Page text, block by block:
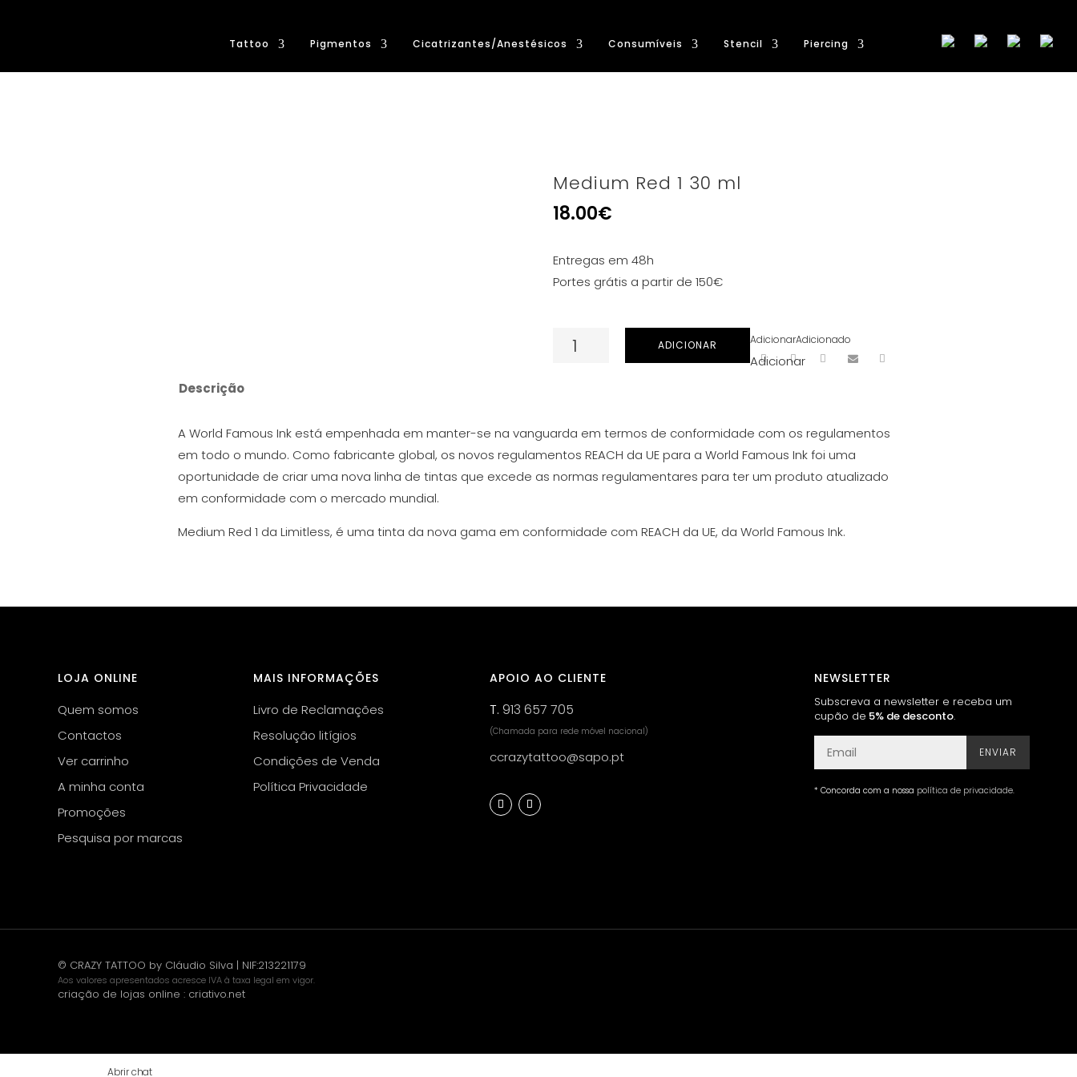
Tattoo Pigmentos Cicatrizantes/Anestésicos Consumíveis Stencil Piercing
Medium Red 1 30 ml
18.00€
Entregas em 48h
Portes grátis a partir de 150€
Quantidade
ADICIONAR AdicionarAdicionado
Adicionar
Descrição
A World Famous Ink está empenhada em manter-se na vanguarda em termos de conformidade com os regulamentos
em todo o mundo. Como fabricante global, os novos regulamentos REACH da UE para a World Famous Ink foi uma
oportunidade de criar uma nova linha de tintas que excede as normas regulamentares para ter um produto atualizado
em conformidade com o mercado mundial.
Medium Red 1 da Limitless, é uma tinta da nova gama em conformidade com REACH da UE, da World Famous Ink.
LOJA ONLINE
Quem somos
Contactos
Ver carrinho
A minha conta
Promoções
Pesquisa por marcas
MAIS INFORMAÇÕES
Livro de Reclamações
Resolução litígios
Condições de Venda
Política Privacidade
APOIO AO CLIENTE
T. 913 657 705
(Chamada para rede móvel nacional)
ccrazytattoo@sapo.pt
NEWSLETTER
Subscreva a newsletter e receba um
cupão de 5% de desconto.
ENVIAR
* Concorda com a nossa política de privacidade.
© CRAZY TATTOO by Cláudio Silva | NIF:213221179
Aos valores apresentados acresce IVA à taxa legal em vigor.
criação de lojas online : criativo.net
Abrir chat